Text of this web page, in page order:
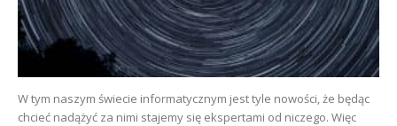
W tym naszym świecie informatycznym jest tyle nowości, że będąc
chcieć nadążyć za nimi stajemy się ekspertami od niczego. Więc